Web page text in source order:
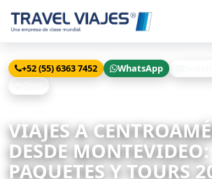
+52 (55) 6363 7452 WhatsApp
VIAJES A
DESDE MONTEVIDEO:
PAQUETES Y TOURS